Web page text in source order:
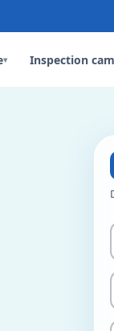
▾ Inspection